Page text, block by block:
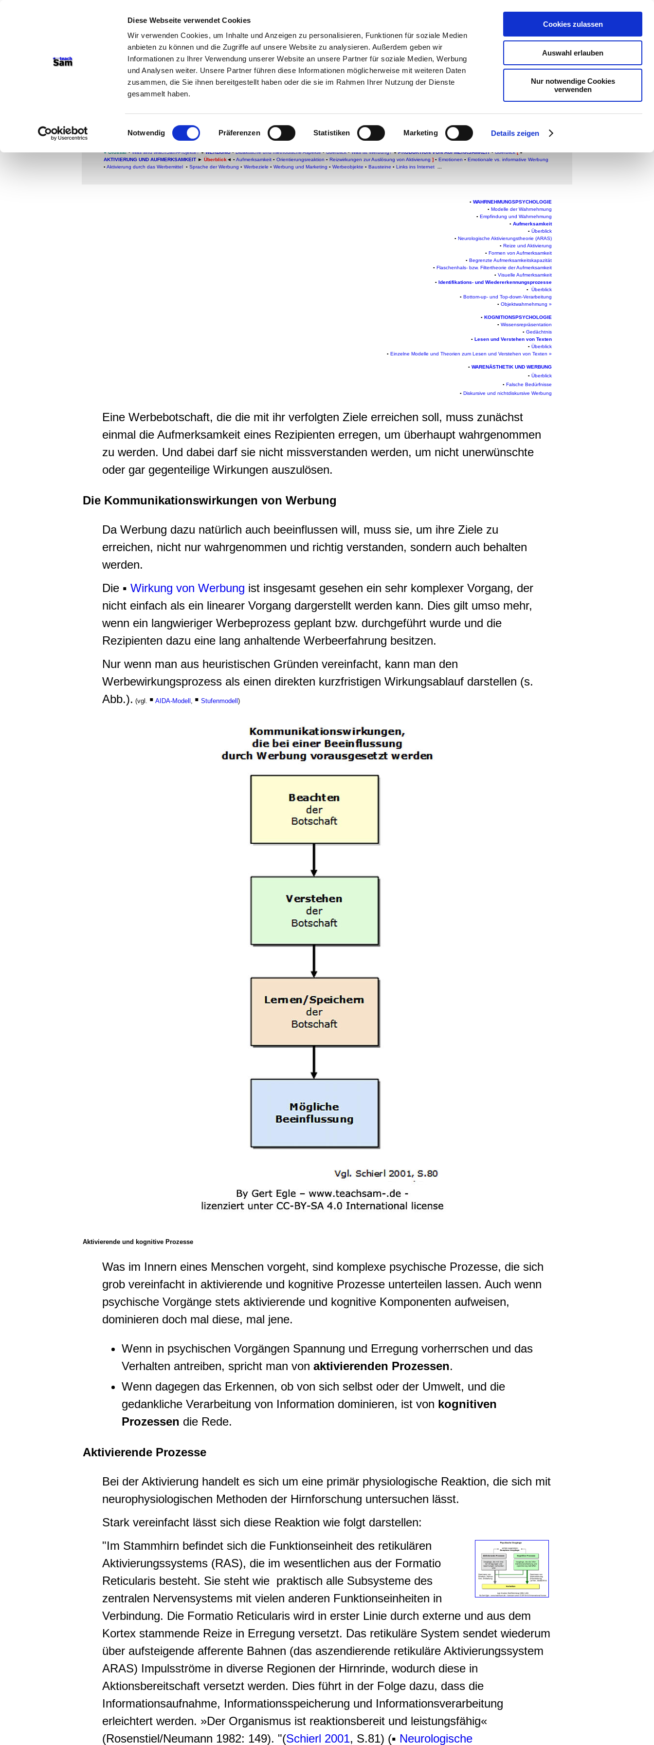
Diese Webseite verwendet Cookies
Wir verwenden Cookies, um Inhalte und Anzeigen zu personalisieren, Funktionen für soziale Medien
anbieten zu können und die Zugriffe auf unsere Website zu analysieren. Außerdem geben wir
Informationen zu Ihrer Verwendung unserer Website an unsere Partner für soziale Medien, Werbung
und Analysen weiter. Unsere Partner führen diese Informationen möglicherweise mit weiteren Daten
zusammen, die Sie ihnen bereitgestellt haben oder die sie im Rahmen Ihrer Nutzung der Dienste
gesammelt haben.
Einwilligungsauswahl
Notwendig Präferenzen Statistiken Marketing Details zeigen
Cookies zulassen
Auswahl erlauben
Nur notwendige Cookies
verwenden
teachSam- Arbeitsbereiche:
Arbeitstechniken- Deutsch-Geschichte-Politik-Pädagogik-Psychologie
-Methodik und Didaktik -Projekte-So navigiert man auf teachSam
So sucht man auf teachSam- teachSam braucht Werbung
Aktivierung und Aufmerksamkeit
Überblick
●Glossar▪Was sind teachSam-Projekte? ●WERBUNG ▪Didaktische und methodische Aspekte ▪Überblick ▪Was ist Werbung? ● PRODUKTION VON AUFMERKSAMKEIT▪Überblick [ ●
AKTIVIERUNG UND AUFMERKSAMKEIT ► Überblick ◄ ▪ Aufmerksamkeit ▪ Orientierungsreaktion ▪ Reizwirkungen zur Auslösung von Aktivierung ] ▪ Emotionen ▪ Emotionale vs. informative Werbung
▪ Aktivierung durch das Werbemittel ▪ Sprache der Werbung ▪ Werbeziele ▪ Werbung und Marketing ▪ Werbeobjekte ▪ Bausteine ▪ Links ins Internet
▪ WAHRNEHMUNGSPSYCHOLOGIE
▪ Modelle der Wahrnehmung
▪ Empfindung und Wahrnehmung
▪ Aufmerksamkeit
▪ Überblick
▪ Neurologische Aktivierungstheorie (ARAS)
▪ Reize und Aktivierung
▪ Formen von Aufmerksamkeit
▪ Begrenzte Aufmerksamkeitskapazität
▪ Flaschenhals- bzw. Filtertheorie der Aufmerksamkeit
▪ Visuelle Aufmerksamkeit
▪ Identifikations- und Wiedererkennungsprozesse
▪ Überblick
▪ Bottom-up- und Top-down-Verarbeitung
▪ Objektwahrnehmung »
▪ KOGNITIONSPSYCHOLOGIE
▪ Wissensrepräsentation
▪ Gedächtnis
▪ Lesen und Verstehen von Texten
▪ Überblick
▪ Einzelne Modelle und Theorien zum Lesen und Verstehen von Texten »
▪ WARENÄSTHETIK UND WERBUNG
▪ Überblick
▪ Falsche Bedürfnisse
▪ Diskursive und nichtdiskursive Werbung
Eine Werbebotschaft, die die mit ihr verfolgten Ziele erreichen soll, muss zunächst
einmal die Aufmerksamkeit eines Rezipienten erregen, um überhaupt wahrgenommen
zu werden. Und dabei darf sie nicht missverstanden werden, um nicht unerwünschte
oder gar gegenteilige Wirkungen auszulösen.
Die Kommunikationswirkungen von Werbung
Da Werbung dazu natürlich auch beeinflussen will, muss sie, um ihre Ziele zu
erreichen, nicht nur wahrgenommen und richtig verstanden, sondern auch behalten
werden.
Die ▪ Wirkung von Werbung ist insgesamt gesehen ein sehr komplexer Vorgang, der
nicht einfach als ein linearer Vorgang dargerstellt werden kann. Dies gilt umso mehr,
wenn ein langwieriger Werbeprozess geplant bzw. durchgeführt wurde und die
Rezipienten dazu eine lang anhaltende Werbeerfahrung besitzen.
Nur wenn man aus heuristischen Gründen vereinfacht, kann man den
Werbewirkungsprozess als einen direkten kurzfristigen Wirkungsablauf darstellen (s.
Abb.). (vgl. ▪ AIDA-Modell ▪ Stufenmodell)
Aktivierende und kognitive Prozesse
Was im Innern eines Menschen vorgeht, sind komplexe psychische Prozesse, die sich
grob vereinfacht in aktivierende und kognitive Prozesse unterteilen lassen. Auch wenn
psychische Vorgänge stets aktivierende und kognitive Komponenten aufweisen,
dominieren doch mal diese, mal jene.
Wenn in psychischen Vorgängen Spannung und Erregung vorherrschen und das
Verhalten antreiben, spricht man von aktivierenden Prozessen.
Wenn dagegen das Erkennen, ob von sich selbst oder der Umwelt, und die
gedankliche Verarbeitung von Information dominieren, ist von kognitiven
Prozessen die Rede.
Aktivierende Prozesse
Bei der Aktivierung handelt es sich um eine primär physiologische Reaktion, die sich mit
neurophysiologischen Methoden der Hirnforschung untersuchen lässt.
Stark vereinfacht lässt sich diese Reaktion wie folgt darstellen:
"Im Stammhirn befindet sich die Funktionseinheit des retikulären
Aktivierungssystems (RAS), die im wesentlichen aus der Formatio
Reticularis besteht. Sie steht wie praktisch alle Subsysteme des
zentralen Nervensystems mit vielen anderen Funktionseinheiten in
Verbindung. Die Formatio Reticularis wird in erster Linie durch externe und aus dem
Kortex stammende Reize in Erregung versetzt. Das retikuläre System sendet wiederum
über aufsteigende afferente Bahnen (das aszendierende retikuläre Aktivierungssystem
ARAS) Impulsströme in diverse Regionen der Hirnrinde, wodurch diese in
Aktionsbereitschaft versetzt werden. Dies führt in der Folge dazu, dass die
Informationsaufnahme, Informationsspeicherung und Informationsverarbeitung
erleichtert werden. »Der Organismus ist reaktionsbereit und leistungsfähig«
(Rosenstiel/Neumann 1982: 149). "(Schierl 2001, S.81) (▪ Neurologische